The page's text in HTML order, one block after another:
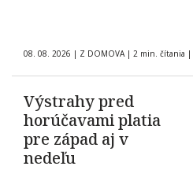
08. 08. 2026 | Z DOMOVA | 2 min. čítania |
Výstrahy pred
horúčavami platia
pre západ aj v
nedeľu